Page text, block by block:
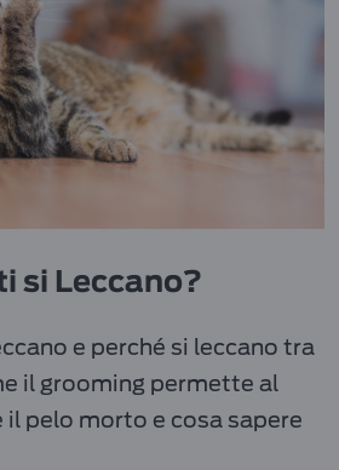
si Leccano?
e perché si leccano tra
il grooming permette al
pelo morto e cosa sapere